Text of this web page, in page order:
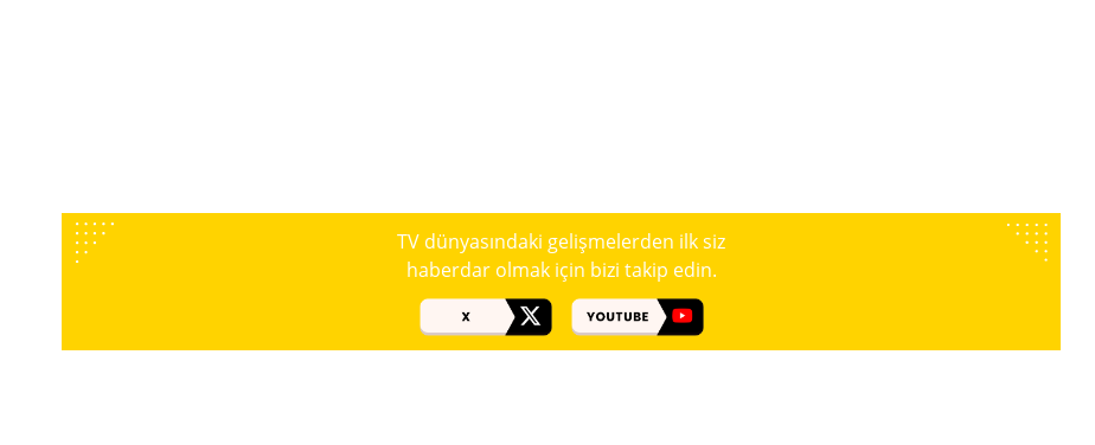
TV dünyasındaki gelişmelerden ilk siz
haberdar olmak için bizi takip edin.